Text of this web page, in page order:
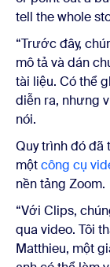
tell the whole
“Trước đây,
mô tả và dán
tài liệu. Có thể
diễn ra, nhưng
nói.
Quy trình đó đã
mộtcông cụ
nền tảng Zoom.
“Với Clips,
qua video. Tôi
Matthieu, một